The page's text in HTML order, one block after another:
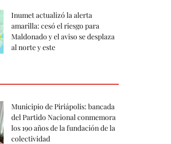
Inumet actualizó la alerta
amarilla: cesó el riesgo para
Maldonado y el aviso se desplaza
al norte y este
Municipio de Piriápolis: bancada
del Partido Nacional conmemora
los 190 años de la fundación de la
colectividad